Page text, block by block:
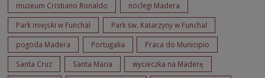
muzeum Cristiano Ronaldo noclegi Madera
Park miejski w Funchal Park św. Katarzyny w Funchal
pogoda Madera Portugalia Praca do Municipio
Santa Cruz Santa Maria wycieczka na Maderę